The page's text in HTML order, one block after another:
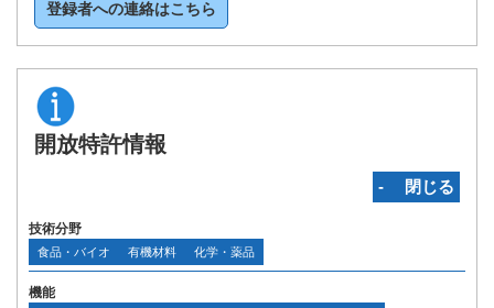
登録者への連絡はこちら
開放特許情報
‐ 閉じる
技術分野
食品・バイオ 有機材料 化学・薬品
機能